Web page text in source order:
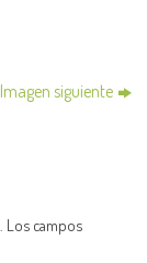
Imagen siguiente
Los campos